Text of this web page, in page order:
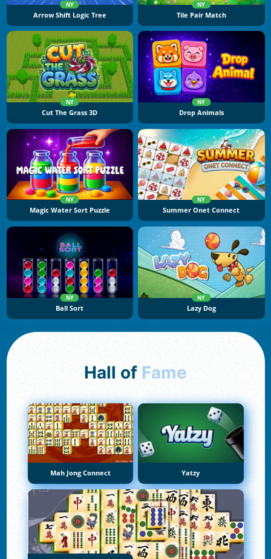
NY
Arrow Shift Logic Tree
NY
Tile Pair Match
NY
Cut The Grass 3D
NY
Drop Animals
NY
Magic Water Sort Puzzle
NY
Summer Onet Connect
NY
Ball Sort
NY
Lazy Dog
Hall of Fame
Mah Jong Connect Yatzy